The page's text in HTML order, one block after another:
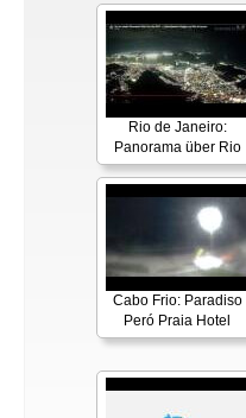
Rio de Janeiro:
Panorama über Rio
Cabo Frio: Paradiso
Peró Praia Hotel